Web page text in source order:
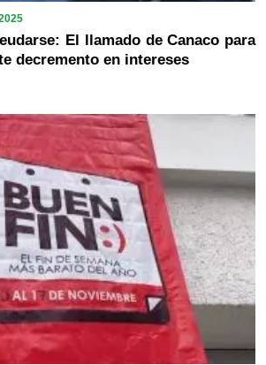
El llamado de Canaco para
decremento en intereses